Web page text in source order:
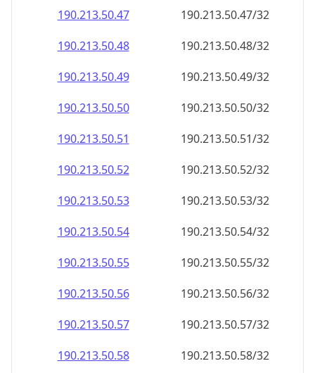
190.213.50.47
190.213.50.47/32
190.213.50.48
190.213.50.48/32
190.213.50.49
190.213.50.49/32
190.213.50.50
190.213.50.50/32
190.213.50.51
190.213.50.51/32
190.213.50.52
190.213.50.52/32
190.213.50.53
190.213.50.53/32
190.213.50.54
190.213.50.54/32
190.213.50.55
190.213.50.55/32
190.213.50.56
190.213.50.56/32
190.213.50.57
190.213.50.57/32
190.213.50.58
190.213.50.58/32